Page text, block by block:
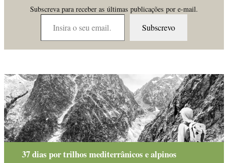
Subscreva para receber as últimas publicações por e-mail.
Insira o seu email…
Subscrevo
37 dias por trilhos mediterrânicos e alpinos